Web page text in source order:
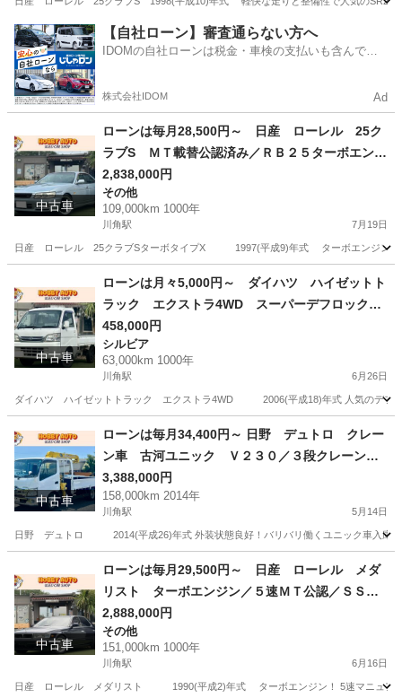
埼玉 入間郡 川角駅 その他
【自社ローン】審査通らない方へ
IDOMの自社ローンは税金・車検の支払いも含んでい
株式会社IDOM Ad
中古車
ローンは毎月28,500円～ 日産 ローレル 25ク
ラブS ＭＴ載替公認済み／ＲＢ２５ターボエンジ
ン／ＮＥＯ６／ＮＩＳＭＯフライホイール／ＮＩ
ＳＭＯカッパーミックスクラッチ／タイミングベ
ルト交換済み／ＷＯＲＫマイスターアルミホイー
2,838,000円
その他
109,000km 1000年
川角駅 7月19日
日産 ローレル 25クラブSターボタイプX 1997(平成9)年式 ターボエンジン！ 5速
川角駅
中古車
ローンは月々5,000円～ ダイハツ ハイゼットト
ラック エクストラ4WD スーパーデフロック／
切替４ＷＤ／切替ハイローギア／エアコン／パワ
ステ／集中ドアロック／社外アルミホイール／Ａ
ＴＯＴＯディスプレイオーディオ／ＹｏｕＴｕｂ
458,000円
シルビア
63,000km 1000年
川角駅 6月26日
ダイハツ ハイゼットトラック エクストラ4WD 2006(平成18)年式 人気のデフロッ
川角駅 シルビア
中古車
ローンは毎月34,400円～ 日野 デュトロ クレー
ン車 古河ユニック Ｖ２３０／３段クレーン／
クレーン容量２．３３ｔ／平ボディー／ワイドキ
ャブ／ブーム、アウトリガー未格納警報付き／電
動格納ミラー
3,388,000円
158,000km 2014年
川角駅 5月14日
日野 デュトロ 2014(平成26)年式 外装状態良好！バリバリ働くユニック車入庫し
川角駅 その他 クレーン
中古車
ローンは毎月29,500円～ 日産 ローレル メダ
リスト ターボエンジン／５速ＭＴ公認／ＳＳＲ
１５インチアルミホイール／ＢＬＩＴＺブースト
計／Ｋ＆Ｎエアクリーナー／車高調／社外マフラ
ー／タワーバー
2,888,000円
その他
151,000km 1000年
川角駅 6月16日
日産 ローレル メダリスト 1990(平成2)年式 ターボエンジン！ 5速マニュアル公